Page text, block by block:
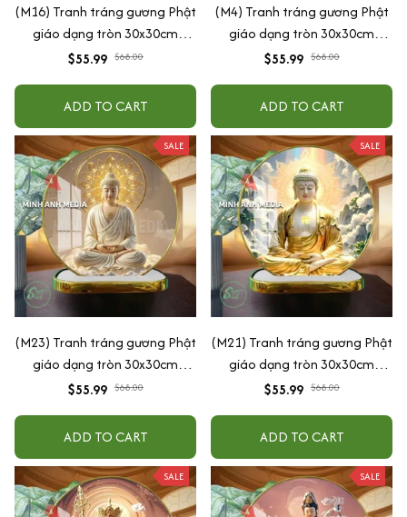
(M16) Tranh tráng gương Phật
giáo dạng tròn 30x30cm
(Tặng đế để bàn)
$55.99 $68.00
ADD TO CART
(M4) Tranh tráng gương Phật
giáo dạng tròn 30x30cm
(Tặng đế để bàn)
$55.99 $68.00
ADD TO CART
SALE
(M23) Tranh tráng gương Phật
giáo dạng tròn 30x30cm
(Tặng đế để bàn)
$55.99 $68.00
ADD TO CART
SALE
(M21) Tranh tráng gương Phật
giáo dạng tròn 30x30cm
(Tặng đế để bàn)
$55.99 $68.00
ADD TO CART
SALE SALE